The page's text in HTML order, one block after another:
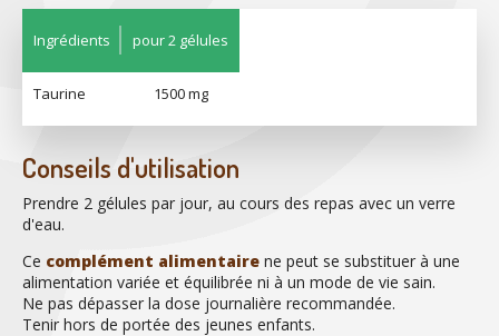
Ingrédients pour 2 gélules
Taurine 1500 mg
Conseils d'utilisation
Prendre 2 gélules par jour, au cours des repas avec un verre
d'eau.
Ce complément alimentaire ne peut se substituer à une
alimentation variée et équilibrée ni à un mode de vie sain.
Ne pas dépasser la dose journalière recommandée.
Tenir hors de portée des jeunes enfants.